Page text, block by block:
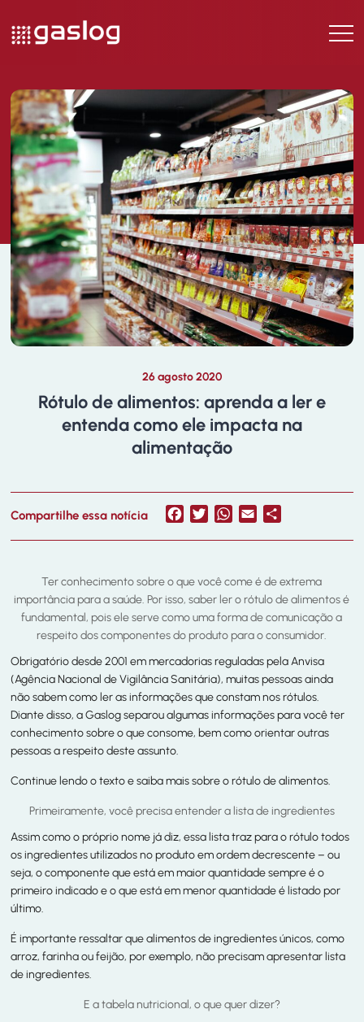
26 agosto 2020
Rótulo de alimentos: aprenda a ler e
entenda como ele impacta na
alimentação
Compartilhe essa notícia FacebookTwitterWhatsApp
Email
Ter conhecimento sobre o que você come é de extrema
importância para a saúde. Por isso, saber ler o rótulo de alimentos é
fundamental, pois ele serve como uma forma de comunicação a
respeito dos componentes do produto para o consumidor.
Obrigatório desde 2001 em mercadorias reguladas pela Anvisa
(Agência Nacional de Vigilância Sanitária), muitas pessoas ainda
não sabem como ler as informações que constam nos rótulos.
Diante disso, a Gaslog separou algumas informações para você ter
conhecimento sobre o que consome, bem como orientar outras
pessoas a respeito deste assunto.
Continue lendo o texto e saiba mais sobre o rótulo de alimentos.
Primeiramente, você precisa entender a lista de ingredientes
Assim como o próprio nome já diz, essa lista traz para o rótulo todos
os ingredientes utilizados no produto em ordem decrescente – ou
seja, o componente que está em maior quantidade sempre é o
primeiro indicado e o que está em menor quantidade é listado por
último.
É importante ressaltar que alimentos de ingredientes únicos, como
arroz, farinha ou feijão, por exemplo, não precisam apresentar lista
de ingredientes.
E a tabela nutricional, o que quer dizer?